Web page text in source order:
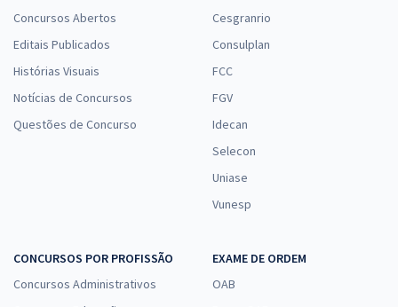
Concursos Abertos
Editais Publicados
Histórias Visuais
Notícias de Concursos
Questões de Concurso
Cesgranrio
Consulplan
FCC
FGV
Idecan
Selecon
Uniase
Vunesp
CONCURSOS POR PROFISSÃO
Concursos Administrativos
EXAME DE ORDEM
OAB